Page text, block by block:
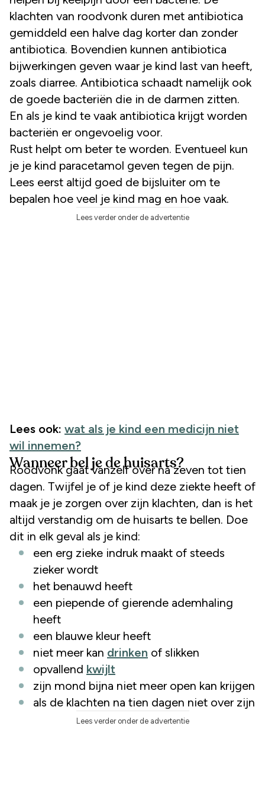
klachten van roodvonk duren met antibiotica
gemiddeld een halve dag korter dan zonder
antibiotica. Bovendien kunnen antibiotica
bijwerkingen geven waar je kind last van heeft,
zoals diarree. Antibiotica schaadt namelijk ook
de goede bacteriën die in de darmen zitten.
En als je kind te vaak antibiotica krijgt worden
bacteriën er ongevoelig voor.
Rust helpt om beter te worden. Eventueel kun
je je kind paracetamol geven tegen de pijn.
Lees eerst altijd goed de bijsluiter om te
bepalen hoe veel je kind mag en hoe vaak.
Lees verder onder de advertentie
Lees ook: wat als je kind een medicijn niet
wil innemen?
Wanneer bel je de huisarts?
Roodvonk gaat vanzelf over na zeven tot tien
dagen. Twijfel je of je kind deze ziekte heeft of
maak je je zorgen over zijn klachten, dan is het
altijd verstandig om de huisarts te bellen. Doe
dit in elk geval als je kind:
een erg zieke indruk maakt of steeds
zieker wordt
het benauwd heeft
een piepende of gierende ademhaling
heeft
een blauwe kleur heeft
niet meer kan drinken of slikken
opvallend kwijlt
zijn mond bijna niet meer open kan krijgen
als de klachten na tien dagen niet over zijn
Lees verder onder de advertentie